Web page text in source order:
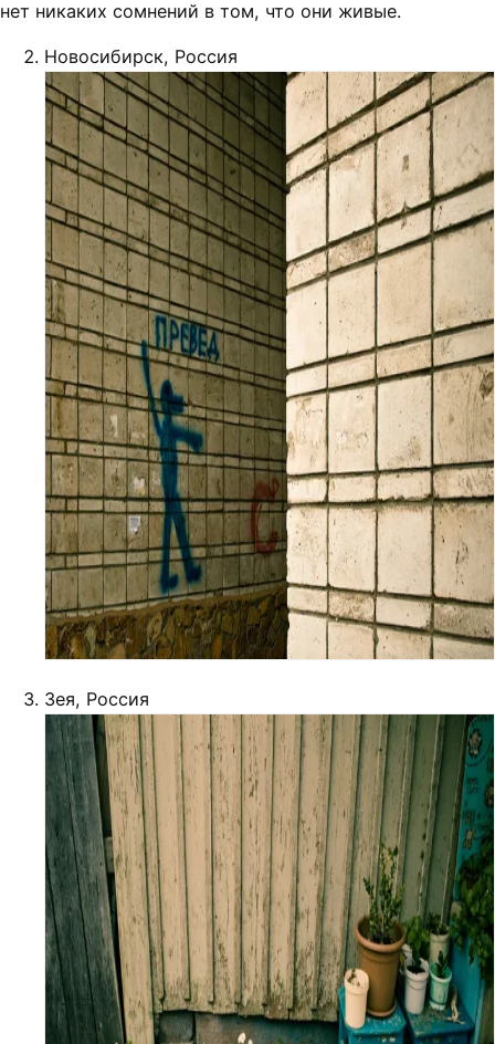
нет никаких сомнений в том, что они живые.
Новосибирск, Россия
Зея, Россия